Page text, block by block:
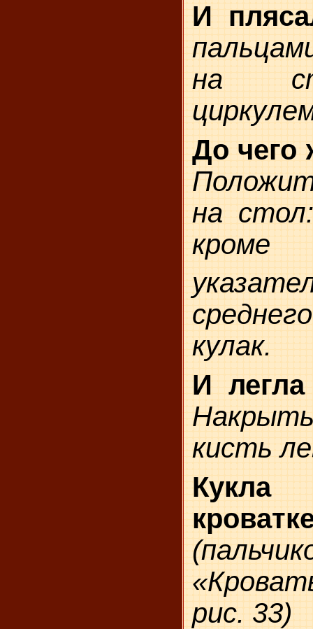
И
на
До чего
на
кроме
кулак.
И
кисть
рис. 33)